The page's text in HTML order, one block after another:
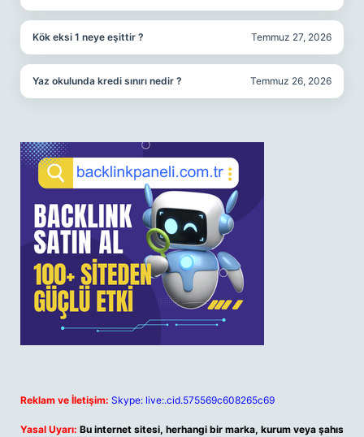
Kök eksi 1 neye eşittir ? Temmuz 27, 2026
Yaz okulunda kredi sınırı nedir ? Temmuz 26, 2026
Reklam ve İletişim: Skype: live:.cid.575569c608265c69
Yasal Uyarı: Bu internet sitesi, herhangi bir marka, kurum veya şahıs